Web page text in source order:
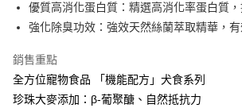
Google Pay
全盈+PAY
AFTEE先享後付
相關說明
優質高消化蛋白質：精選高消化率蛋白質
強化除臭功效：強效天然絲蘭萃取精華，
銷售重點
全方位寵物食品 「機能配方」犬食系列
珍珠大麥添加：β-葡聚醣、自然抵抗力